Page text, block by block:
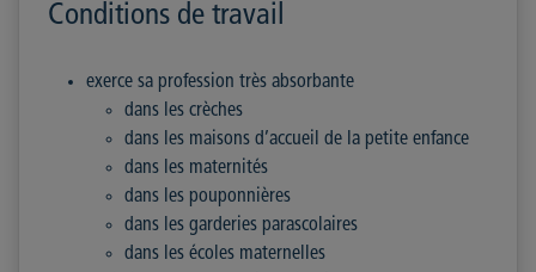
Conditions de travail
exerce sa profession très absorbante
dans les crèches
dans les maisons d’accueil de la petite enfance
dans les maternités
dans les pouponnières
dans les garderies parascolaires
dans les écoles maternelles